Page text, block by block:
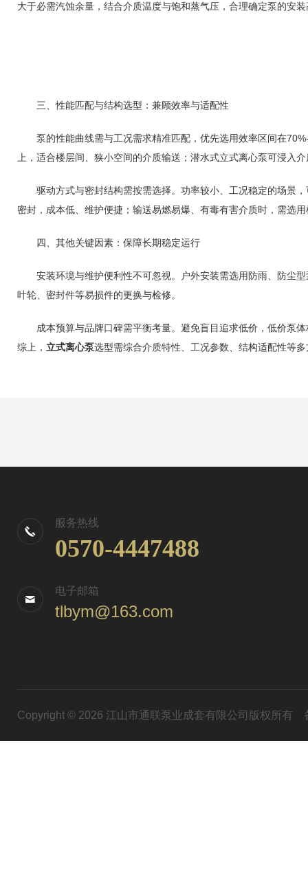
大于必需汽蚀余量，结合介质温度与饱和蒸气压，合理确定泵的安
三、性能匹配与结构选型：兼顾效率与适配性
泵的性能曲线需与工况需求精准匹配，优先选用效率区间在
上，适合楼层间、狭小空间的介质输送；潜水式立式离心泵可浸
驱动方式与密封结构需按需选择。功率较小、工况稳定的场景，
密封，成本低、维护便捷；输送易燃易爆、有毒有害介质时，需选
四、其他关键因素：保障长期稳定运行
安装环境与维护便利性不可忽视。户外安装需选用防雨、防尘型
叶轮、密封件等易损件的更换与检修。
成本预算与品牌口碑需平衡考量。避免盲目追求低价，低价泵体
综上， 立式离心泵选型需综合介质特性、工况参数、结构适配性等
服务热线
0570-4447488
电子邮箱
tlbym@163.com
Copyright © 2026 江山市通联泵业成套有限公司版权所有